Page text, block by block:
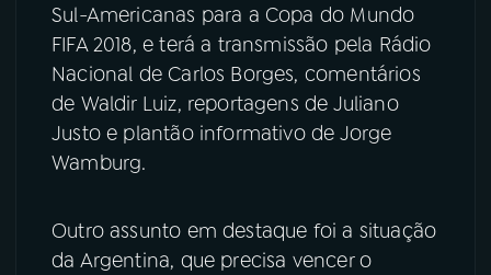
Sul-Americanas para a Copa do Mundo
FIFA 2018, e terá a transmissão pela Rádio
Nacional de Carlos Borges, comentários
de Waldir Luiz, reportagens de Juliano
Justo e plantão informativo de Jorge
Wamburg.
Outro assunto em destaque foi a situação
da Argentina, que precisa vencer o